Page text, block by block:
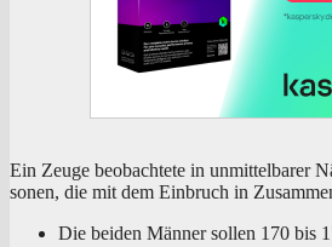
Ein Zeu­ge beob­ach­te­te in unmit­tel­ba­rer
so­nen, die mit dem Ein­bruch in
Die bei­den Män­ner sol­len 170 bis